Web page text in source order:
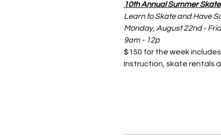
10th Annual Summer
Learn to Skate and Have
Monday, August 22nd -
9am - 12p
$150 for the week
Instruction, skate rentals